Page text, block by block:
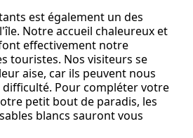
est également un des
Notre accueil chaleureux et
effectivement notre
touristes. Nos visiteurs se
aise, car ils peuvent nous
Pour compléter votre
petit bout de paradis, les
blancs sauront vous